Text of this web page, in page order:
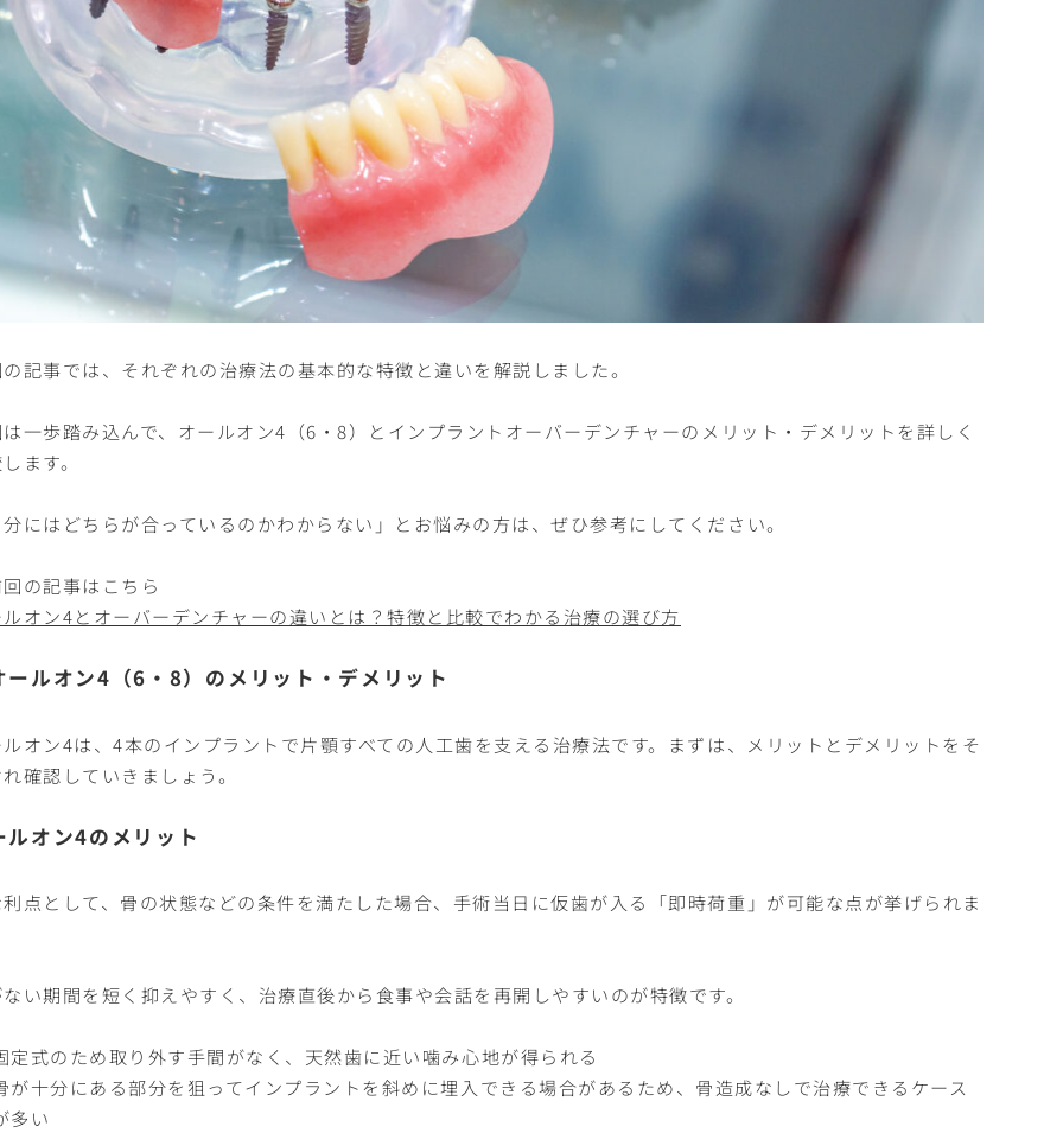
記事では、それぞれの治療法の基本的な特徴と違いを解説しました。
一歩踏み込んで、オールオン4（6・8）とインプラントオーバーデンチャーのメリット・デメリットを詳しく
ます。
分にはどちらが合っているのかわからない」とお悩みの方は、ぜひ参考にしてください。
の記事はこちら
オン4とオーバーデンチャーの違いとは？特徴と比較でわかる治療の選び方
ルオン4（6・8）のメリット・デメリット
オン4は、4本のインプラントで片顎すべての人工歯を支える治療法です。まずは、メリットとデメリットをそ
確認していきましょう。
ルオン4のメリット
点として、骨の状態などの条件を満たした場合、手術当日に仮歯が入る「即時荷重」が可能な点が挙げられま
い期間を短く抑えやすく、治療直後から食事や会話を再開しやすいのが特徴です。
定式のため取り外す手間がなく、天然歯に近い噛み心地が得られる
が十分にある部分を狙ってインプラントを斜めに埋入できる場合があるため、骨造成なしで治療できるケース
多い